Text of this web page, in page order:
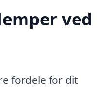
ved
fordele for dit